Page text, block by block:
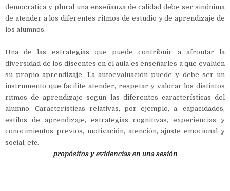
democrática y plural una enseñanza de calidad debe ser sinónima
de atender a los diferentes ritmos de estudio y de aprendizaje de
los alumnos.
Una de las estrategias que puede contribuir a afrontar la
diversidad de los discentes en el aula es enseñarles a que evalúen
su propio aprendizaje. La autoevaluación puede y debe ser un
instrumento que facilite atender, respetar y valorar los distintos
ritmos de aprendizaje según las diferentes características del
alumno. Características relativas, por ejemplo, a: capacidades,
estilos de aprendizaje, estrategias cognitivas, experiencias y
conocimientos previos, motivación, atención, ajuste emocional y
social, etc.
propósitos y evidencias en una sesión